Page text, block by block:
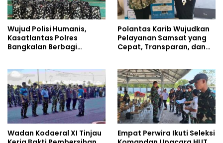
Wujud Polisi Humanis,
Kasatlantas Polres
Bangkalan Berbagi
Ahmad Ibrahim
Polantas Karib Wujudkan
Pelayanan Samsat yang
Cepat, Transparan, dan
Wadan Kodaeral XI Tinjau
Empat Perwira Ikuti Seleksi